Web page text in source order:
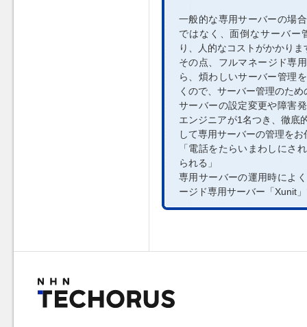
一般的な専用サーバーの場
ではなく、面倒なサーバー
り、人的なコストがかかりま
その点、フルマネージド専
ら、煩わしいサーバー管理
くので、サーバー管理のた
サーバーの設定変更や障害
エンジニアが1名つき、徹底
して専用サーバーの管理を
「電話をたらいまわしにさ
られる」
専用サーバーの運用時によ
ージド専用サーバー「Xunit